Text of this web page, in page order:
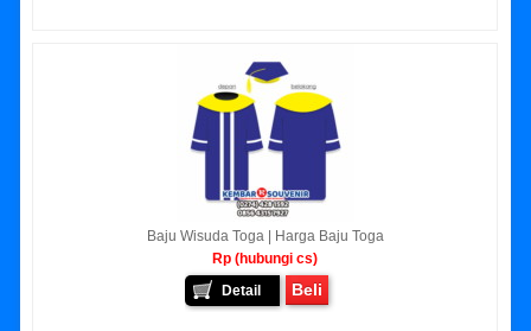
Baju Wisuda Toga | Harga Baju Toga
Rp (hubungi cs)
Detail
Beli